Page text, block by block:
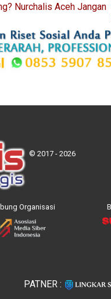
Nurchalis Aceh Jangan
© 2017 - 2026
Organisasi
PATNER :